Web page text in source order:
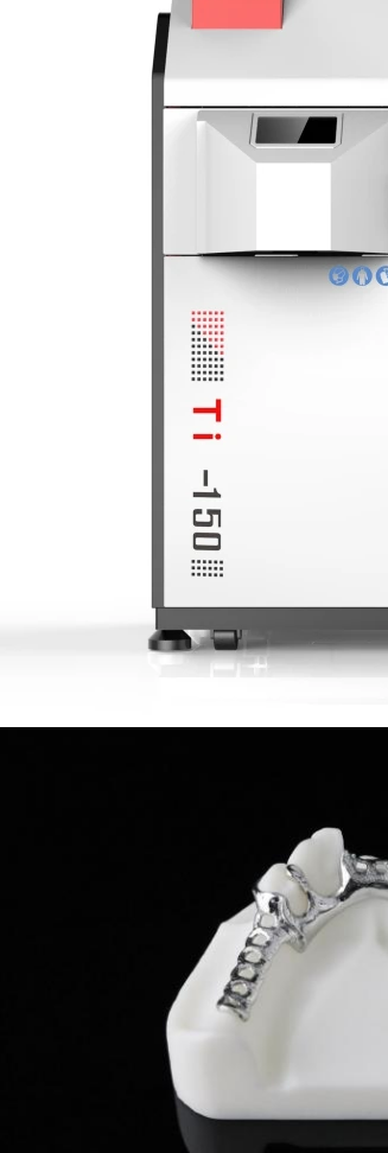
Lasciate un messaggio
Ti richiameremo